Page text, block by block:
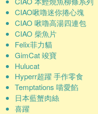
CIAO啾嚕迷你捲心塊
CIAO 啾嚕高湯四連包
CIAO 柴魚片
Felix菲力貓
GimCat 竣寶
Hulucat
Hyperr超躍 手作零食
Temptations 喵愛餡
日本藍蟹肉絲
喜躍